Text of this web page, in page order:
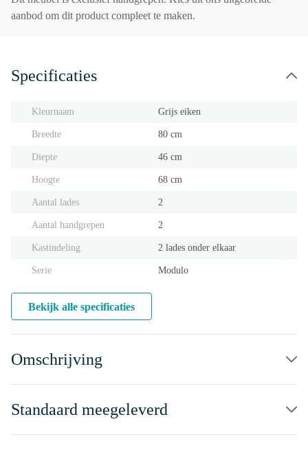
aanbod om dit product compleet te maken.
Specificaties
Kleurnaam Grijs eiken
Breedte 80 cm
Diepte 46 cm
Hoogte 68 cm
Aantal lades 2
Aantal handgrepen 2
Kastindeling 2 lades onder elkaar
Serie Modulo
Bekijk alle specificaties
Omschrijving
Standaard meegeleverd